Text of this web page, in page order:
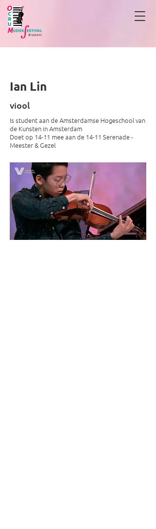
Ian Lin
viool
Is student aan de Amsterdamse Hogeschool van
de Kunsten in Amsterdam
Doet op 14-11 mee aan de 14-11 Serenade -
Meester & Gezel